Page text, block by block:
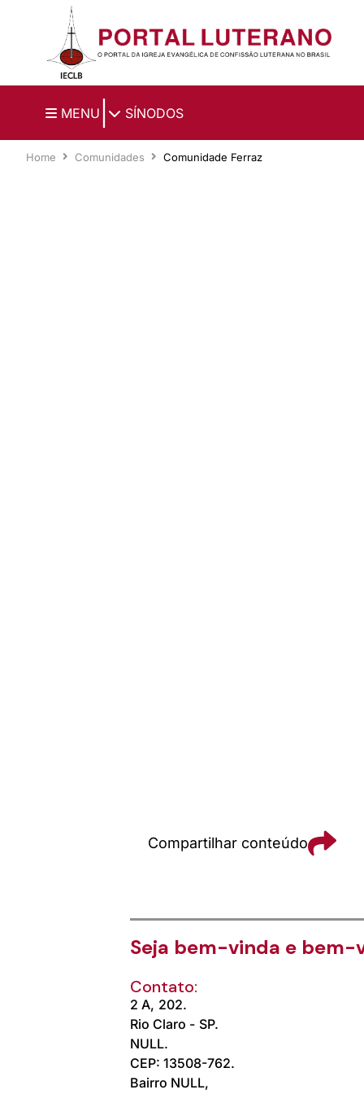
Ir para o conteúdo principal
MENU SÍNODOS
Home Comunidades Comunidade Ferraz
Compartilhar conteúdo
Seja bem-vinda e bem-
Contato:
2 A, 202.
Rio Claro - SP.
NULL.
CEP: 13508-762.
Bairro NULL,